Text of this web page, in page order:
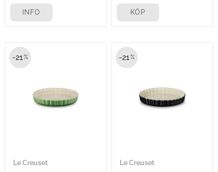
INFO KÖP
Le Creuset
21%
Le Creuset
21%